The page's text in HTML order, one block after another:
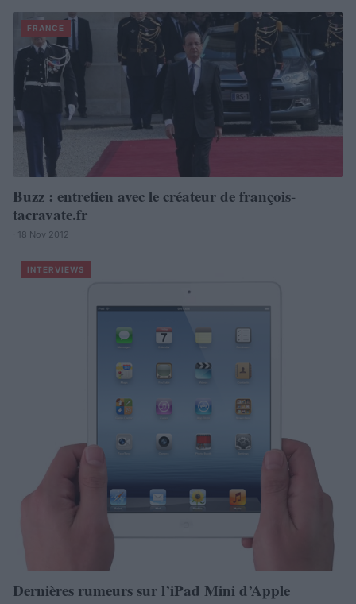
FRANCE
Buzz : entretien avec le créateur de françois-
tacravate.fr
· 18 Nov 2012
INTERVIEWS
Dernières rumeurs sur l’iPad Mini d’Apple